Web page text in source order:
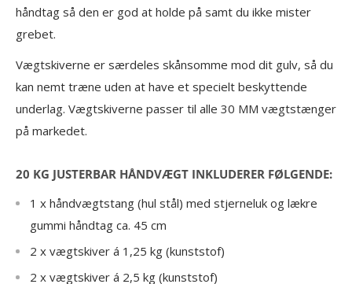
håndtag så den er god at holde på samt du ikke mister
grebet.
Vægtskiverne er særdeles skånsomme mod dit gulv, så du
kan nemt træne uden at have et specielt beskyttende
underlag. Vægtskiverne passer til alle 30 MM vægtstænger
på markedet.
20 KG JUSTERBAR HÅNDVÆGT INKLUDERER FØLGENDE:
1 x håndvægtstang (hul stål) med stjerneluk og lækre
gummi håndtag ca. 45 cm
2 x vægtskiver á 1,25 kg (kunststof)
2 x vægtskiver á 2,5 kg (kunststof)